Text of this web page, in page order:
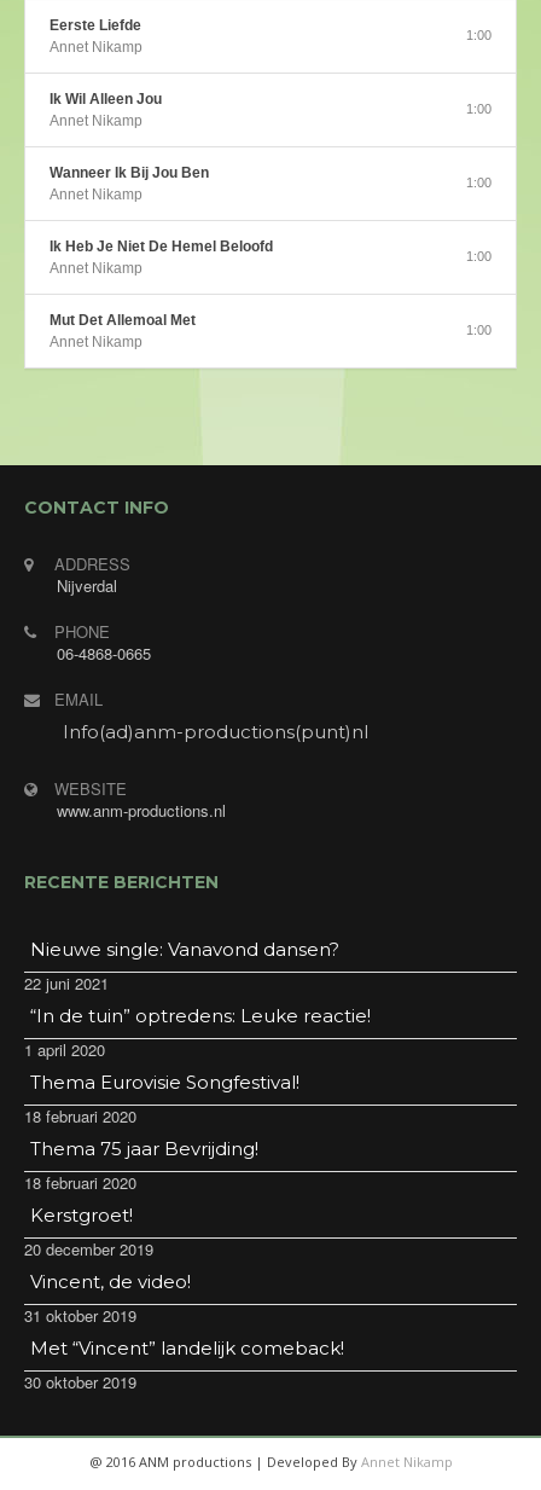
Eerste Liefde
Annet Nikamp
1:00
Ik Wil Alleen Jou
Annet Nikamp
1:00
Wanneer Ik Bij Jou Ben
Annet Nikamp
1:00
Ik Heb Je Niet De Hemel Beloofd
Annet Nikamp
1:00
Mut Det Allemoal Met
Annet Nikamp
1:00
CONTACT INFO
ADDRESS
Nijverdal
PHONE
06-4868-0665
EMAIL
Info(ad)anm-productions(punt)nl
WEBSITE
www.anm-productions.nl
RECENTE BERICHTEN
Nieuwe single: Vanavond dansen?
22 juni 2021
“In de tuin” optredens: Leuke reactie!
1 april 2020
Thema Eurovisie Songfestival!
18 februari 2020
Thema 75 jaar Bevrijding!
18 februari 2020
Kerstgroet!
20 december 2019
Vincent, de video!
31 oktober 2019
Met “Vincent” landelijk comeback!
30 oktober 2019
@ 2016 ANM productions | Developed By Annet Nikamp